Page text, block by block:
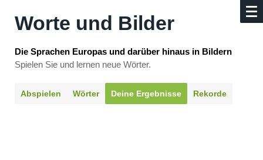
Worte und Bilder
Die Sprachen Europas und darüber hinaus in Bildern
Spielen Sie und lernen neue Wörter.
Abspielen Wörter Deine Ergebnisse Rekorde